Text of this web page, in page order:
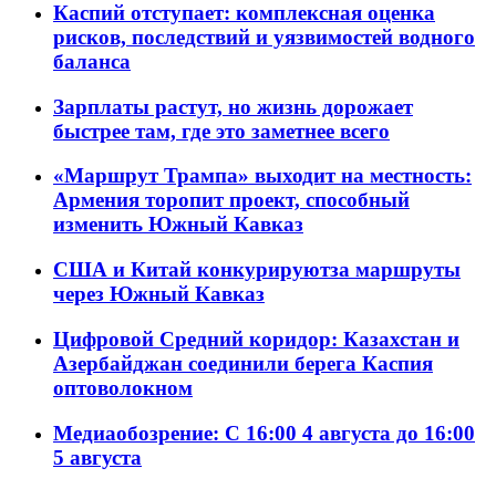
Каспий отступает: комплексная оценка
рисков, последствий и уязвимостей водного
баланса
Зарплаты растут, но жизнь дорожает
быстрее там, где это заметнее всего
«Маршрут Трампа» выходит на местность:
Армения торопит проект, способный
изменить Южный Кавказ
США и Китай конкурируютза маршруты
через Южный Кавказ
Цифровой Средний коридор: Казахстан и
Азербайджан соединили берега Каспия
оптоволокном
Медиаобозрение: С 16:00 4 августа до 16:00
5 августа